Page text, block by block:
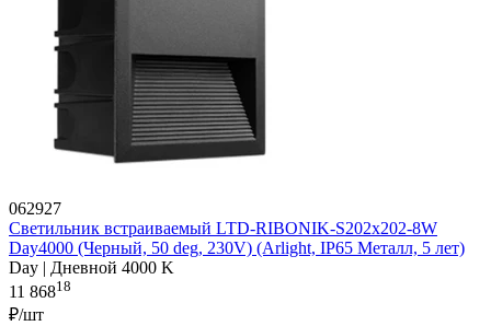
062927
Светильник встраиваемый LTD-RIBONIK-S202x202-8W
Day4000 (Черный, 50 deg, 230V) (Arlight, IP65 Металл, 5 лет)
Day | Дневной 4000 K
11 86818
₽/шт